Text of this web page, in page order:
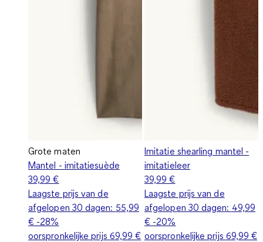
Grote maten
Mantel - imitatiesuède
39,99 €
Laagste prijs van de
afgelopen 30 dagen: 55,99
€ -28%
oorspronkelijke prijs 69,99 €
Imitatie shearling mantel -
imitatieleer
39,99 €
Laagste prijs van de
afgelopen 30 dagen: 49,99
€ -20%
oorspronkelijke prijs 69,99 €